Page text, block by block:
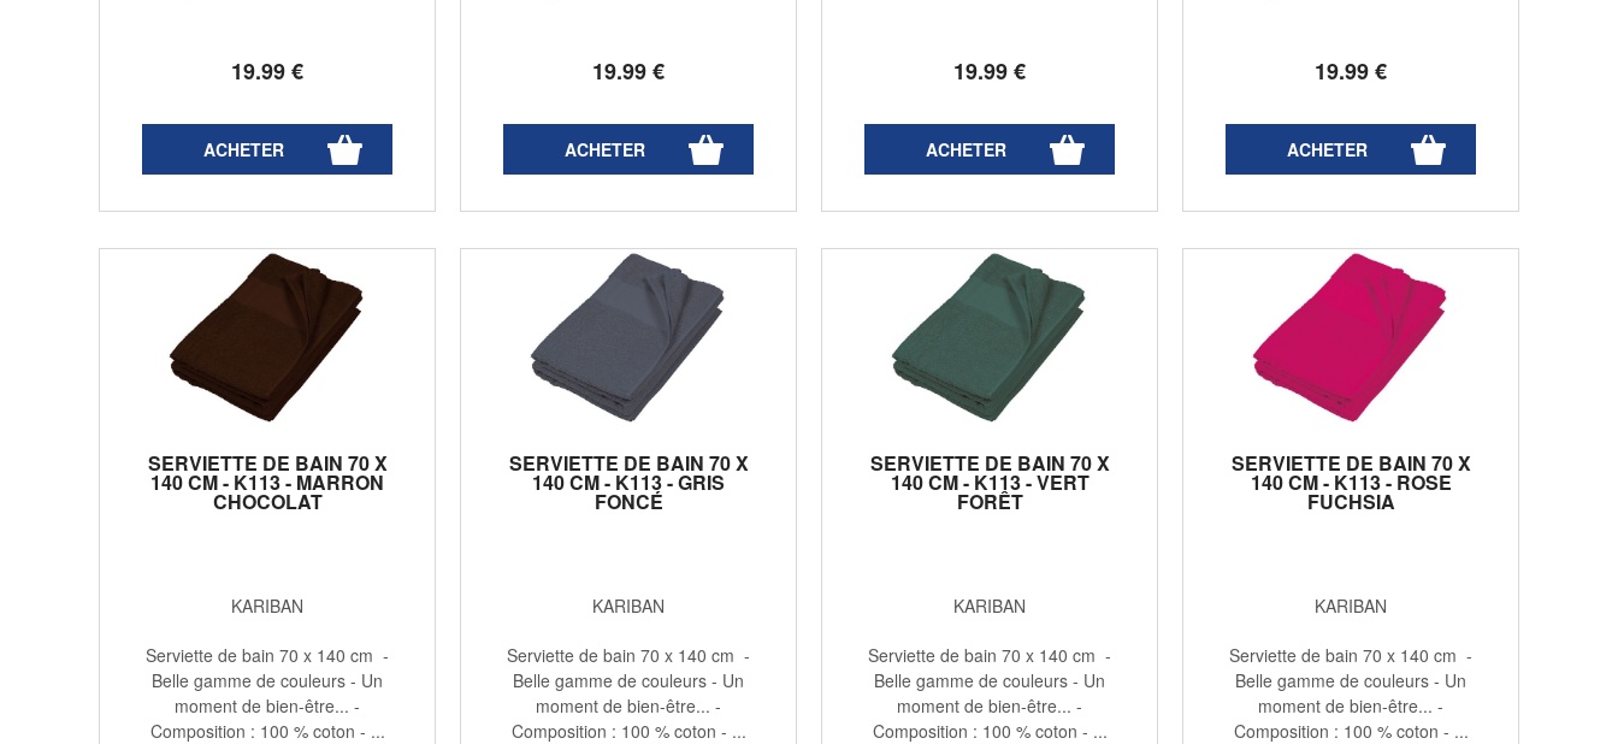
19.99€ 19.99€ 19.99€ 19.99€
SERVIETTE DE BAIN 70 X
140 CM - K113 - MARRON
CHOCOLAT
KARIBAN
Serviette de bain 70 x 140 cm -
Belle gamme de couleurs - Un
moment de bien-être... -
Composition : 100 % coton - ...
SERVIETTE DE BAIN 70 X
140 CM - K113 - GRIS
FONCÉ
KARIBAN
Serviette de bain 70 x 140 cm -
Belle gamme de couleurs - Un
moment de bien-être... -
Composition : 100 % coton - ...
SERVIETTE DE BAIN 70 X
140 CM - K113 - VERT
FORÊT
KARIBAN
Serviette de bain 70 x 140 cm -
Belle gamme de couleurs - Un
moment de bien-être... -
Composition : 100 % coton - ...
SERVIETTE DE BAIN 70 X
140 CM - K113 - ROSE
FUCHSIA
KARIBAN
Serviette de bain 70 x 140 cm -
Belle gamme de couleurs - Un
moment de bien-être... -
Composition : 100 % coton - ...